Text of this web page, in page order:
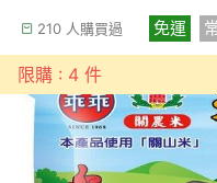
210 人購買過 免運
限購 : 4 件